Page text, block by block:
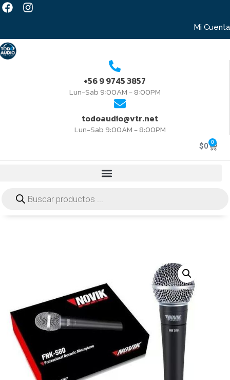
Mi Cuenta
+56 9 9745 3857
Lun-Sab 9:00AM - 8:00PM
todoaudio@vtr.net
Lun-Sab 9:00AM - 8:00PM
$0 0